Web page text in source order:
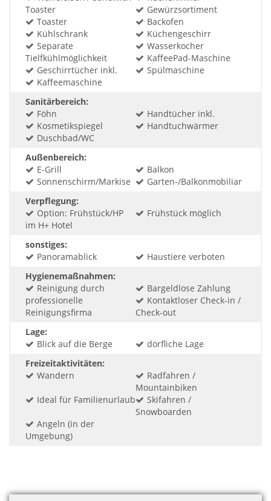
Toaster
Gewürzsortiment
Toaster
Backofen
Kühlschrank
Küchengeschirr
Separate
Tielfkühlmöglichkeit
Wasserkocher
KaffeePad-Maschine
Geschirrtücher inkl.
Spülmaschine
Kaffeemaschine
Sanitärbereich:
Föhn
Handtücher inkl.
Kosmetikspiegel
Handtuchwärmer
Duschbad/WC
Außenbereich:
E-Grill
Balkon
Sonnenschirm/Markise
Garten-/Balkonmobiliar
Verpflegung:
Option: Frühstück/HP
im H+ Hotel
Frühstück möglich
sonstiges:
Panoramablick
Haustiere verboten
Hygienemaßnahmen:
Reinigung durch
professionelle
Reinigungsfirma
Bargeldlose Zahlung
Kontaktloser Check-in /
Check-out
Lage:
Blick auf die Berge
dörfliche Lage
Freizeitaktivitäten:
Wandern
Radfahren /
Mountainbiken
Ideal für Familienurlaub
Skifahren /
Snowboarden
Angeln (in der
Umgebung)